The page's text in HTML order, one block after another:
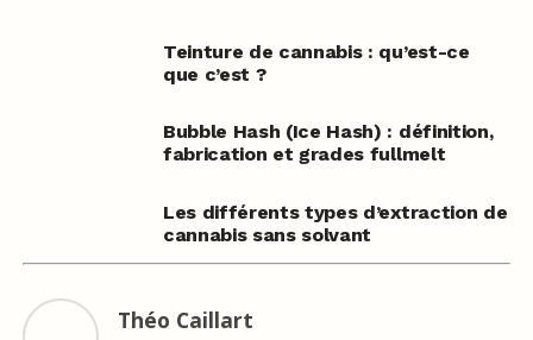
Teinture de cannabis : qu’est-ce
que c’est ?
Bubble Hash (Ice Hash) : définition,
fabrication et grades fullmelt
Les différents types d’extraction de
cannabis sans solvant
Théo Caillart